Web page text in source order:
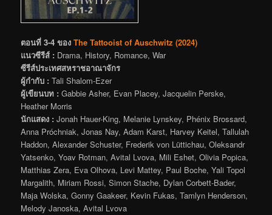
ตอนที่ 3-4 ของ The Tattooist of Auschwitz (2024)
แนวซีรีส์ : Drama, History, Romance, War
ซีรีส์ประเทศสหราชอาณาจักร
ผู้กำกับ : Tali Shalom-Ezer
ผู้เขียนบท : Gabbie Asher, Evan Placey, Jacquelin Perske,
Heather Morris
นักแสดง : Jonah Hauer-King, Melanie Lynskey, Phénix Brossard,
Anna Próchniak, Jonas Nay, Adam Karst, Harvey Keitel, Tallulah
Haddon, Alexander Schuster, Frederik von Lüttichau, Oleksandr
Yatsenko, Yoav Rotman, Avital Lvova, Mili Eshet, Olivia Popica,
Matthias Zera, Eva Olhova, Levi Mattey, Paul Boche, Yali Topol
Margalith, Miriam Rossi, Simon Stache, Dylan Corbett-Bader,
Maja Wolska, Gonny Gaakeer, Kevin Fukas, Tamlyn Henderson,
Melody Janoska, Avital Lvova